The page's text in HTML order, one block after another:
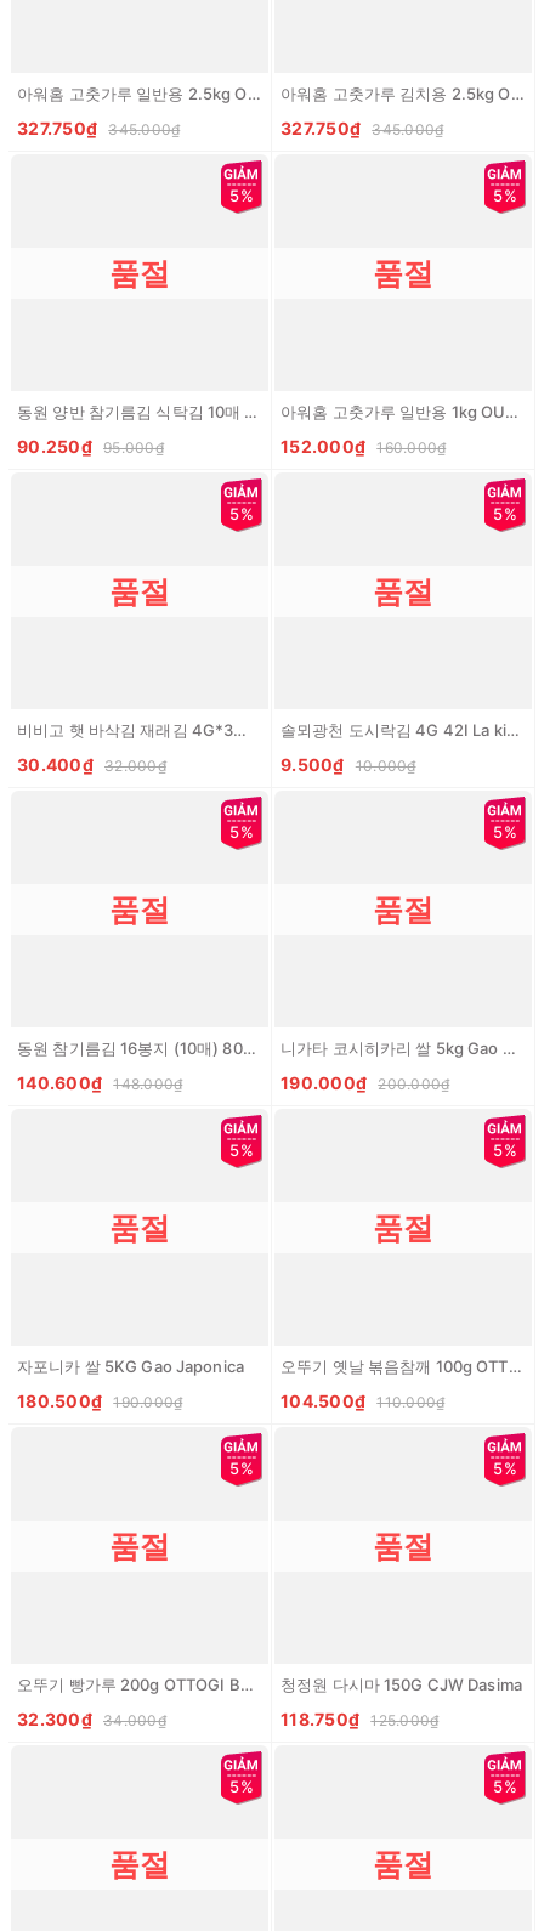
아워홈 고춧가루 일반용 2.5kg OURHOME Ot bot thuong
327.750₫ 345.000₫
아워홈 고춧가루 김치용 2.5kg OURHOME Ot bot lam kim chi
327.750₫ 345.000₫
5%
품절
동원 양반 참기름김 식탁김 10매 9봉 DONGWON La kim dau me
90.250₫ 95.000₫
5%
품절
아워홈 고춧가루 일반용 1kg OURHOME Ot bot thuong
152.000₫ 160.000₫
5%
품절
비비고 햇 바삭김 재래김 4G*3개입 BBG Rong bien an lien
30.400₫ 32.000₫
5%
품절
솔뫼광천 도시락김 4G 42I La kim nuong vi toi den
9.500₫ 10.000₫
5%
품절
동원 참기름김 16봉지 (10매) 80G DONGWON La kim dau me
140.600₫ 148.000₫
5%
품절
니가타 코시히카리 쌀 5kg Gao Niigata KoshiHikari
190.000₫ 200.000₫
5%
품절
자포니카 쌀 5KG Gao Japonica
180.500₫ 190.000₫
5%
품절
오뚜기 옛날 볶음참깨 100g OTTOGI Me rang (VN)
104.500₫ 110.000₫
5%
품절
오뚜기 빵가루 200g OTTOGI Bot chien xu (VN)
32.300₫ 34.000₫
5%
품절
청정원 다시마 150G CJW Dasima
118.750₫ 125.000₫
5%
품절
5%
품절